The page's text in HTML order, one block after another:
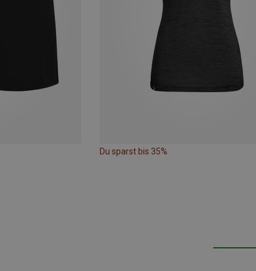
Du sparst bis 35%